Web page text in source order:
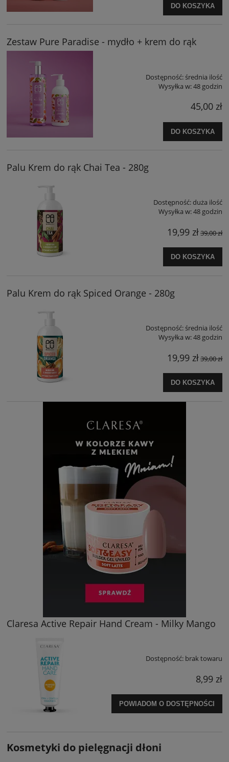
DO KOSZYKA
Zestaw Pure Paradise - mydło + krem do rąk
Dostępność:średnia ilość
Wysyłka w:48 godzin
45,00 zł
DO KOSZYKA
Palu Krem do rąk Chai Tea - 280g
Dostępność:duża ilość
Wysyłka w:48 godzin
19,99 zł39,00 zł
DO KOSZYKA
Palu Krem do rąk Spiced Orange - 280g
Dostępność:średnia ilość
Wysyłka w:48 godzin
19,99 zł39,00 zł
DO KOSZYKA
Claresa Active Repair Hand Cream - Milky Mango
Dostępność: brak towaru
8,99 zł
POWIADOM O DOSTĘPNOŚCI
Kosmetyki do pielęgnacji dłoni